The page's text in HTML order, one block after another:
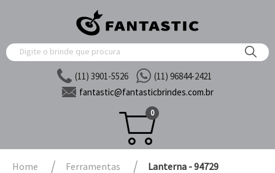
(11) 3901-5526
(11) 96844-2421
fantastic@fantasticbrindes.com.br
0
Home Ferramentas Lanterna - 94729